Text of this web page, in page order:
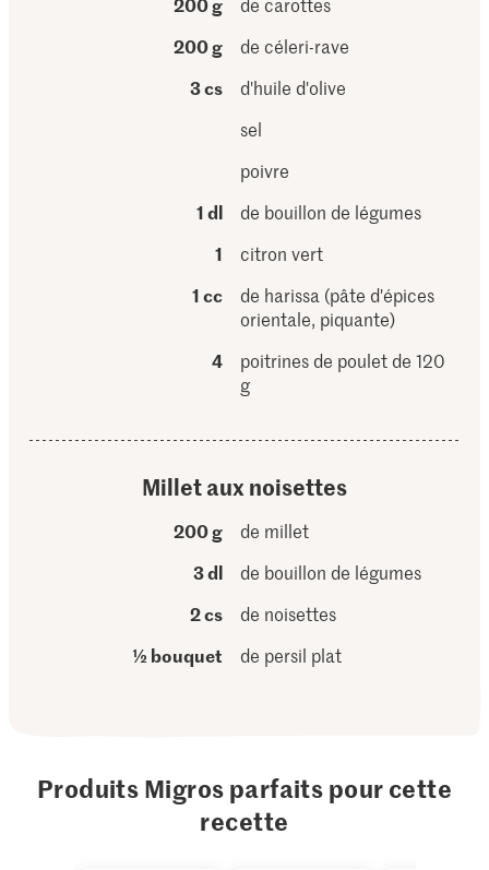
200 g
de céleri-rave
3 cs
d'huile d'olive
sel
poivre
1 dl
de bouillon de légumes
1
citron vert
1 cc
de harissa (pâte d'épices
orientale, piquante)
4
poitrines de poulet de 120
g
Millet aux noisettes
200 g
de millet
3 dl
de bouillon de légumes
2 cs
de noisettes
½ bouquet
de persil plat
Produits Migros parfaits pour cette
recette